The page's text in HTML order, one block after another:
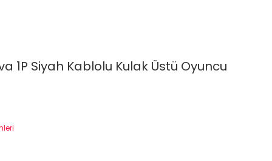
1P Siyah Kablolu Kulak Üstü Oyuncu